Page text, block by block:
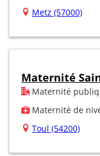
Metz (57000)
Maternité
Maternité
Maternité de
Toul (54200)